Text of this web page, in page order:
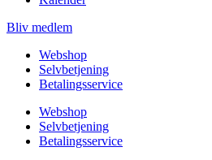
Bliv medlem
Webshop
Selvbetjening
Betalingsservice
Webshop
Selvbetjening
Betalingsservice